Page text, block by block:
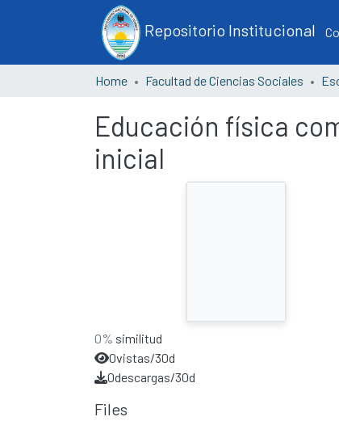
Repositorio Institucional
Home Facultad de Ciencias Sociales
Educación física
inicial
0% similitud
0vistas/30d
0descargas/30d
Files